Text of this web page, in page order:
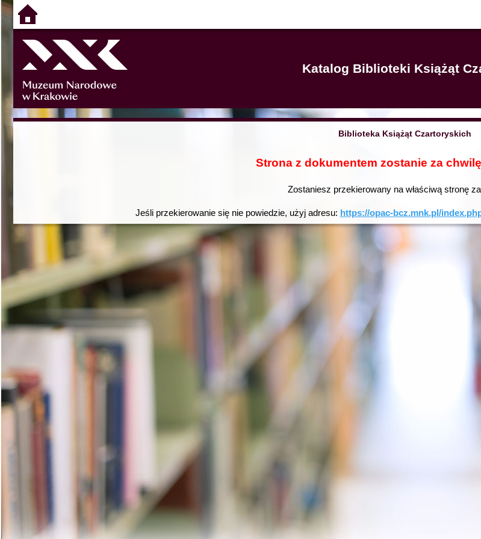
Katalog Biblioteki Książąt
Biblioteka Książąt Czartoryskich
Strona z dokumentem zostanie za
Zostaniesz przekierowany na właściwą stronę za
Jeśli przekierowanie się nie powiedzie, użyj adresu: https://opac-bcz.mnk.pl/